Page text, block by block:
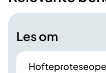
Les om